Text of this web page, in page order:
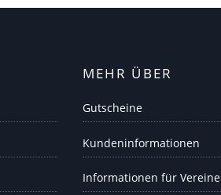
MEHR ÜBER
Gutscheine
Kundeninformationen
Informationen für Vereine